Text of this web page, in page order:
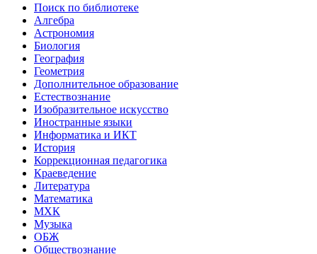
Поиск по библиотеке
Алгебра
Астрономия
Биология
География
Геометрия
Дополнительное образование
Естествознание
Изобразительное искусство
Иностранные языки
Информатика и ИКТ
История
Коррекционная педагогика
Краеведение
Литература
Математика
МХК
Музыка
ОБЖ
Обществознание